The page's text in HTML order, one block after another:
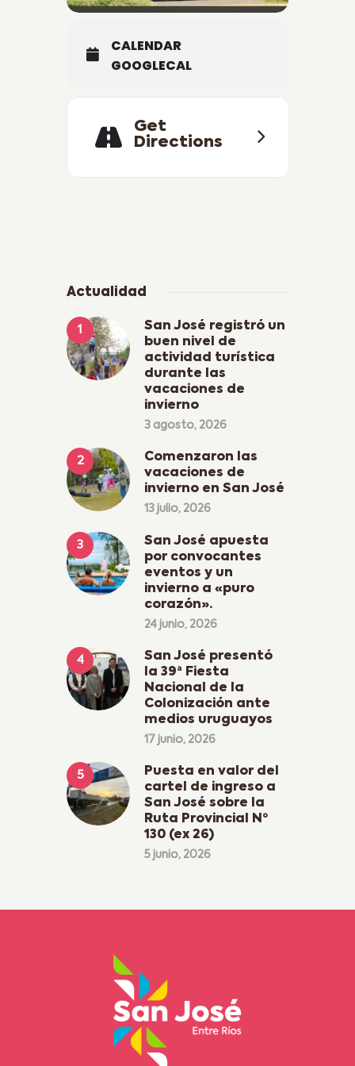
CALENDAR
GOOGLECAL
Get
Directions
Actualidad
San José registró un
buen nivel de
actividad turística
durante las
vacaciones de
invierno
3 agosto, 2026
Comenzaron las
vacaciones de
invierno en San José
13 julio, 2026
San José apuesta
por convocantes
eventos y un
invierno a «puro
corazón».
24 junio, 2026
San José presentó
la 39ª Fiesta
Nacional de la
Colonización ante
medios uruguayos
17 junio, 2026
Puesta en valor del
cartel de ingreso a
San José sobre la
Ruta Provincial Nº
130 (ex 26)
5 junio, 2026